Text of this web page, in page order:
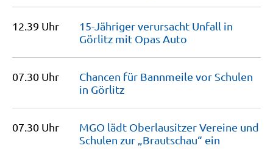
12.39 Uhr
15-Jähriger verursacht Unfall in
Görlitz mit Opas Auto
07.30 Uhr
Chancen für Bannmeile vor Schulen
in Görlitz
07.30 Uhr
MGO lädt Oberlausitzer Vereine und
Schulen zur „Brautschau“ ein